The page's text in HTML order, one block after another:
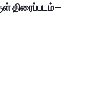
திரைப்படம் –